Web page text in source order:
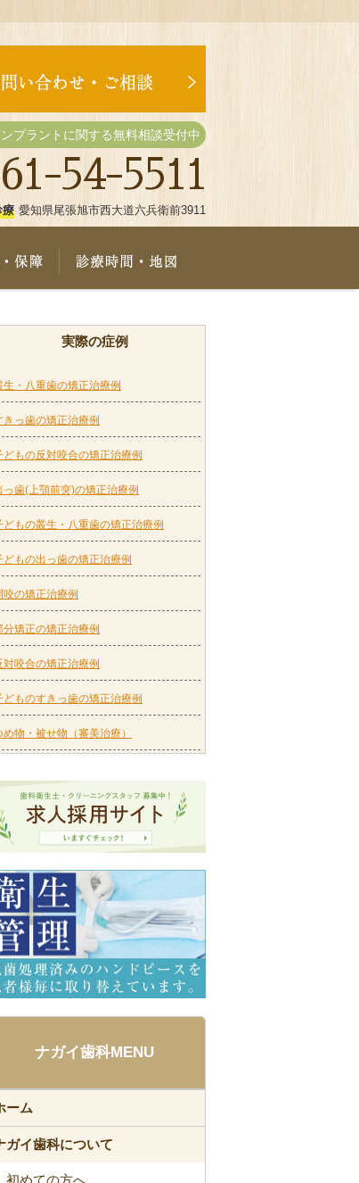
プラントに関する無料相談受付中
54-5511
療 愛知県尾張旭市西大道六兵衛前3911
ー 治療費・保証
実際の症例
生・八重歯の矯正治療例
きっ歯の矯正治療例
どもの反対咬合の矯正治療例
っ歯(上顎前突)の矯正治療例
どもの叢生・八重歯の矯正治療例
どもの出っ歯の矯正治療例
咬の矯正治療例
分矯正の矯正治療例
対咬合の矯正治療例
どものすきっ歯の矯正治療例
め物・被せ物（審美治療）
ナガイ歯科MENU
ーム
ガイ歯科について
初めての方へ